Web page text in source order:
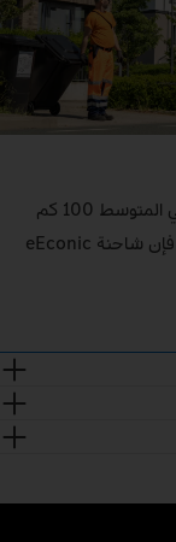
تقطع شاحنات جمع القمامة في المناطق الحضرية في المتوسط 100 كم
، فإن شاحنة eEconic